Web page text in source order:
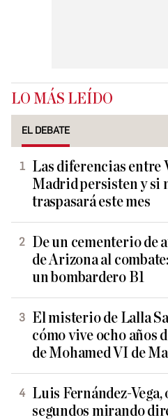
LO MÁS LEÍDO
EL DEBATE
Las diferencias entre
Madrid persisten y si
traspasará este mes
De un cementerio de
de Arizona al
un bombardero B1
El misterio de Lalla
cómo vive ocho años
de Mohamed VI de
Luis Fernández-
segundos mirando